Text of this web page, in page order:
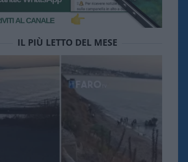
IL PIÙ LETTO DEL MESE